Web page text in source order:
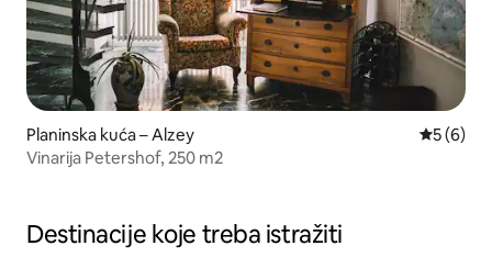
Planinska kuća – Alzey
5 (6)
Vinarija Petershof, 250 m2
Destinacije koje treba istražiti